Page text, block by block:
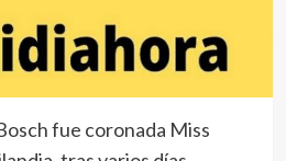
fue coronada Miss